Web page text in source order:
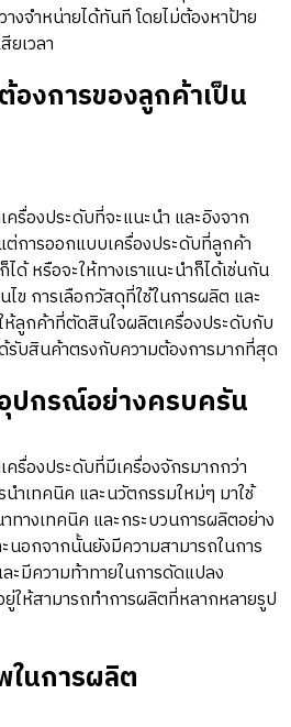
งจำหน่ายได้ทันที โดยไม่ต้องหาป้าย
เวลา
องการของลูกค้าเป็น
ครื่องประดับที่จะแนะนำ และอิงจาก
การออกแบบเครื่องประดับที่ลูกค้า
ได้ หรือจะให้ทางเราแนะนำก็ได้เช่นกัน
ข การเลือกวัสดุที่ใช้ในการผลิต และ
ห้ลูกค้าที่ตัดสินใจผลิตเครื่องประดับกับ
รับสินค้าตรงกับความต้องการมากที่สุด
ปกรณ์อย่างครบครัน
ครื่องประดับที่มีเครื่องจักรมากกว่า
ำเทคนิค และนวัตกรรมใหม่ๆ มาใช้
างเทคนิค และกระบวนการผลิตอย่าง
อกจากนั้นยังมีความสามารถในการ
ะมีความท้าทายในการดัดแปลง
ให้สามารถทำการผลิตที่หลากหลายรูป
นการผลิต